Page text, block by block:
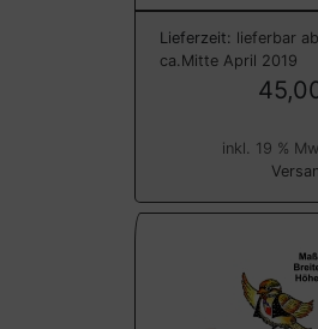
Lieferzeit: lieferbar ab
ca.Mitte April 2019
inkl. 19 %